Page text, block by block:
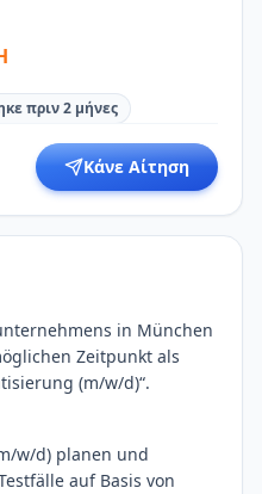
πριν 2 μήνες
Κάνε Αίτηση
in München
Zeitpunkt als
(m/w/d)“.
w/d) planen und
auf Basis von